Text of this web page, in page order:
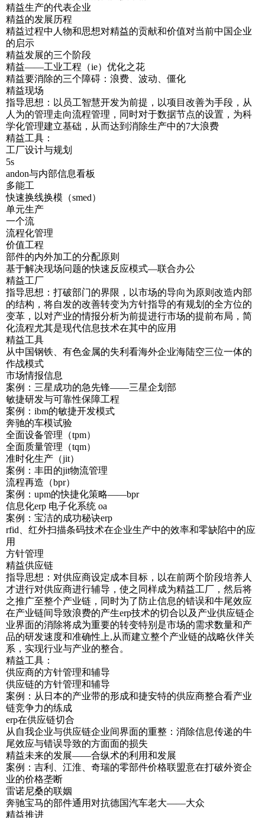
精益生产的代表企业
精益的发展历程
精益过程中人物和思想对精益的贡献和价值对当前中国企业
的启示
精益发展的三个阶段
精益——工业工程（ie）优化之花
精益要消除的三个障碍：浪费、波动、僵化
精益现场
指导思想：以员工智慧开发为前提，以项目改善为手段，从
人为的管理走向流程管理，同时对于数据节点的设置，为科
学化管理建立基础，从而达到消除生产中的7大浪费
精益工具：
工厂设计与规划
5s
andon与内部信息看板
多能工
快速换线换模（smed）
单元生产
一个流
流程化管理
价值工程
部件的内外加工的分配原则
基于解决现场问题的快速反应模式—联合办公
精益工厂
指导思想：打破部门的界限，以市场的导向为原则改造内部
的结构，将自发的改善转变为方针指导的有规划的全方位的
变革，以对产业的情报分析为前提进行市场的提前布局，简
化流程尤其是现代信息技术在其中的应用
精益工具
从中国钢铁、有色金属的失利看海外企业海陆空三位一体的
作战模式
市场情报信息
案例：三星成功的急先锋——三星企划部
敏捷研发与可靠性保障工程
案例：ibm的敏捷开发模式
奔驰的车模试验
全面设备管理（tpm）
全面质量管理（tqm）
准时化生产（jit）
案例：丰田的jit物流管理
流程再造（bpr）
案例：upm的快捷化策略——bpr
信息化erp 电子化系统 oa
案例：宝洁的成功秘诀erp
rfid、红外扫描条码技术在企业生产中的效率和零缺陷中的应
用
方针管理
精益供应链
指导思想：对供应商设定成本目标，以在前两个阶段培养人
才进行对供应商进行辅导，使之同样成为精益工厂，然后将
之推广至整个产业链，同时为了防止信息的错误和牛尾效应
在产业链间导致浪费的产生erp技术的切合以及产业供应链企
业界面的消除将成为重要的转变特别是市场的需求数量和产
品的研发速度和准确性上,从而建立整个产业链的战略伙伴关
系，实现行业与产业的整合。
精益工具：
供应商的方针管理和辅导
供应链的方针管理和辅导
案例：从日本的产业带的形成和捷安特的供应商整合看产业
链竞争力的练成
erp在供应链切合
从自我企业与供应链企业间界面的重整：消除信息传递的牛
尾效应与错误导致的方面面的损失
精益未来的发展——合纵术的利用和发展
案例：吉利、江淮、奇瑞的零部件价格联盟意在打破外资企
业的价格垄断
雷诺尼桑的联姻
奔驰宝马的部件通用对抗德国汽车老大——大众
精益推进